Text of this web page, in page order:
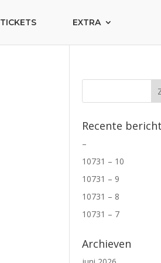
TICKETS EXTRA
Recente
–
10731 – 10
10731 – 9
10731 – 8
10731 – 7
Archieven